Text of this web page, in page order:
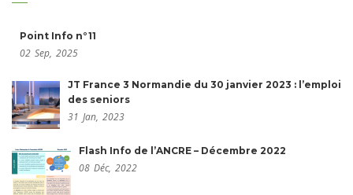
Point Info n°11
02 Sep, 2025
JT France 3 Normandie du 30 janvier 2023 : l’emploi
des seniors
31 Jan, 2023
Flash Info de l’ANCRE – Décembre 2022
08 Déc, 2022